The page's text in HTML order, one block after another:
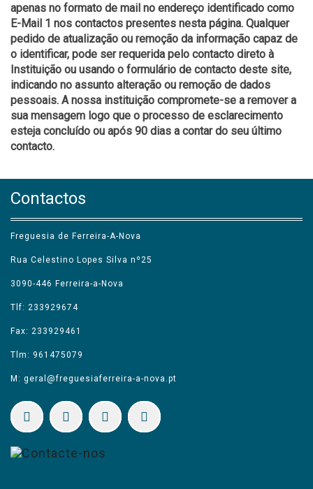
apenas no formato de mail no endereço identificado como
E-Mail 1 nos contactos presentes nesta página. Qualquer
pedido de atualização ou remoção da informação capaz de
o identificar, pode ser requerida pelo contacto direto à
Instituição ou usando o formulário de contacto deste site,
indicando no assunto alteração ou remoção de dados
pessoais. A nossa instituição compromete-se a remover a
sua mensagem logo que o processo de esclarecimento
esteja concluído ou após 90 dias a contar do seu último
contacto.
Contactos
Freguesia de Ferreira-A-Nova
Rua Celestino Lopes Silva nº25
3090-446 Ferreira-a-Nova
Tlf: 233929674
Fax: 233929461
Tlm: 961475079
M: geral@freguesiaferreira-a-nova.pt